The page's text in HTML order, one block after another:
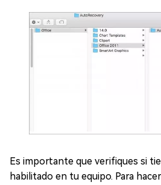
Es importante que verifiques si
habilitado en tu equipo. Para